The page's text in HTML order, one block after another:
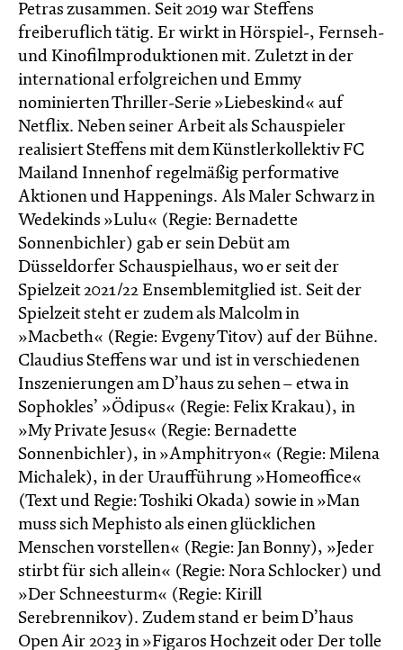
Petras zusammen. Seit 2019 war Steffens
freiberuflich tätig. Er wirkt in Hörspiel-, Fernseh-
und Kinofilmproduktionen mit. Zuletzt in der
international erfolgreichen und Emmy
nominierten Thriller-Serie »Liebeskind« auf
Netflix. Neben seiner Arbeit als Schauspieler
realisiert Steffens mit dem Künstlerkollektiv FC
Mailand Innenhof regelmäßig performative
Aktionen und Happenings. Als Maler Schwarz in
Wedekinds »Lulu« (Regie: Bernadette
Sonnenbichler) gab er sein Debüt am
Düsseldorfer Schauspielhaus, wo er seit der
Spielzeit 2021/22 Ensemblemitglied ist. Seit der
Spielzeit steht er zudem als Malcolm in
»Macbeth« (Regie: Evgeny Titov) auf der Bühne.
Claudius Steffens war und ist in verschiedenen
Inszenierungen am D’haus zu sehen – etwa in
Sophokles’ »Ödipus« (Regie: Felix Krakau), in
»My Private Jesus« (Regie: Bernadette
Sonnenbichler), in »Amphitryon« (Regie: Milena
Michalek), in der Uraufführung »Homeoffice«
(Text und Regie: Toshiki Okada) sowie in »Man
muss sich Mephisto als einen glück­lichen
Menschen vorstellen« (Regie: Jan Bonny), »Jeder
stirbt für sich allein« (Regie: Nora Schlocker) und
»Der Schneesturm« (Regie: Kirill
Serebrennikov). Zudem stand er beim D’haus
Open Air 2023 in »Figaros Hochzeit oder Der tolle